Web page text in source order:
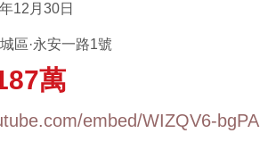
12月30日
區·永安一路1號
萬
embed/WIZQV6-bgPA